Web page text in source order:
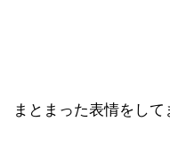
まとまった表情をして